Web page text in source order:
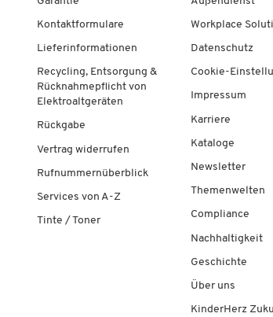
Kontaktformulare
Lieferinformationen
Recycling, Entsorgung &
Rücknahmepflicht von
Elektroaltgeräten
Rückgabe
Vertrag widerrufen
Rufnummernüberblick
Services von A-Z
Tinte / Toner
Workplace
Datenschutz
Cookie-
Impressum
Karriere
Kataloge
Newsletter
Themenwelten
Compliance
Nachhaltigkeit
Geschichte
Über uns
KinderHerz